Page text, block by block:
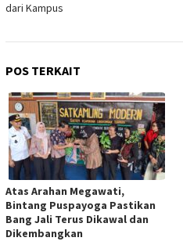
dari Kampus
POS TERKAIT
Atas Arahan Megawati,
Bintang Puspayoga Pastikan
Bang Jali Terus Dikawal dan
Dikembangkan